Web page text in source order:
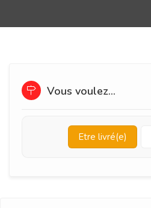
Vous voulez...
Etre livré(e)